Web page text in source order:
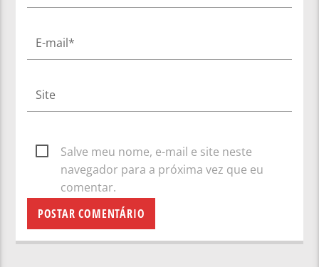
Salve meu nome, e-mail e site neste
navegador para a próxima vez que eu
comentar.